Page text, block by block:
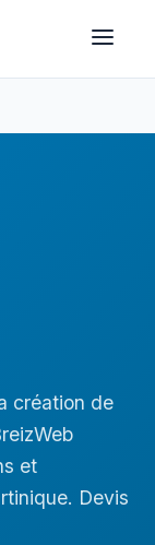
création de
et
Devis